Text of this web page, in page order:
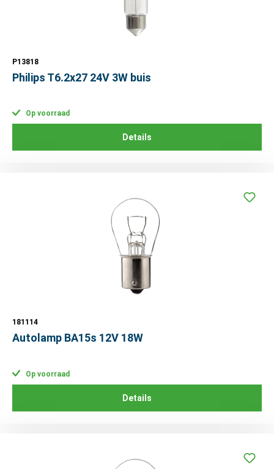
P13818
Philips T6.2x27 24V 3W buis
Op voorraad
Details
181114
Autolamp BA15s 12V 18W
Op voorraad
Details